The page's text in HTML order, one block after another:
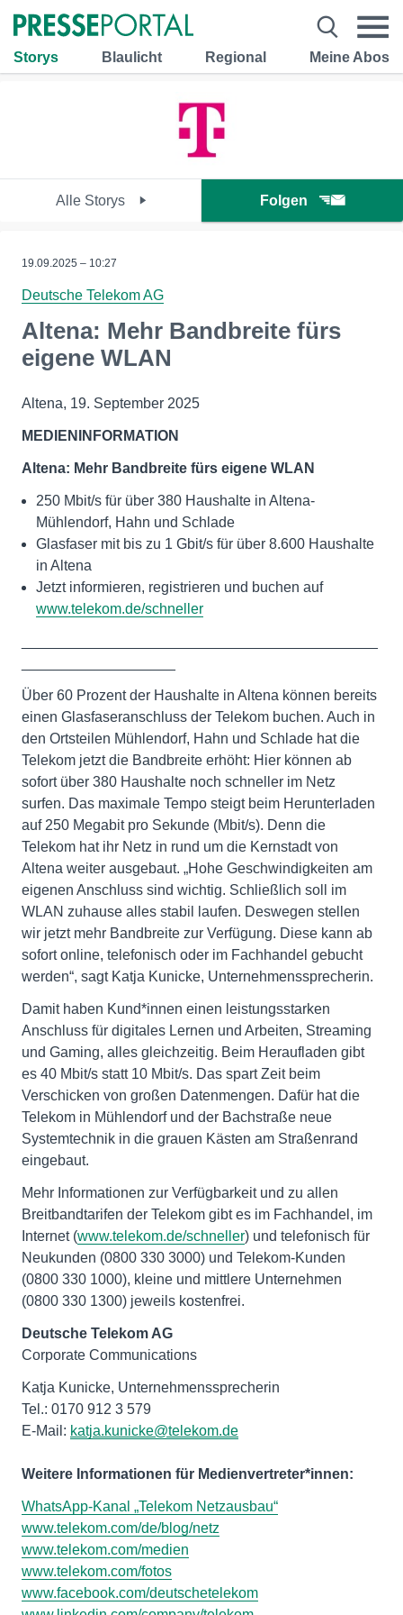
Storys Blaulicht Regional Meine Abos
Alle Storys Folgen
19.09.2025 – 10:27
Deutsche Telekom AG
Altena: Mehr Bandbreite fürs
eigene WLAN
Altena, 19. September 2025
MEDIENINFORMATION
Altena: Mehr Bandbreite fürs eigene WLAN
250 Mbit/s für über 380 Haushalte in Altena-
Mühlendorf, Hahn und Schlade
Glasfaser mit bis zu 1 Gbit/s für über 8.600 Haushalte
in Altena
Jetzt informieren, registrieren und buchen auf
www.telekom.de/schneller
Über 60 Prozent der Haushalte in Altena können bereits
einen Glasfaseranschluss der Telekom buchen. Auch in
den Ortsteilen Mühlendorf, Hahn und Schlade hat die
Telekom jetzt die Bandbreite erhöht: Hier können ab
sofort über 380 Haushalte noch schneller im Netz
surfen. Das maximale Tempo steigt beim Herunterladen
auf 250 Megabit pro Sekunde (Mbit/s). Denn die
Telekom hat ihr Netz in rund um die Kernstadt von
Altena weiter ausgebaut. „Hohe Geschwindigkeiten am
eigenen Anschluss sind wichtig. Schließlich soll im
WLAN zuhause alles stabil laufen. Deswegen stellen
wir jetzt mehr Bandbreite zur Verfügung. Diese kann ab
sofort online, telefonisch oder im Fachhandel gebucht
werden“, sagt Katja Kunicke, Unternehmenssprecherin.
Damit haben Kund*innen einen leistungsstarken
Anschluss für digitales Lernen und Arbeiten, Streaming
und Gaming, alles gleichzeitig. Beim Heraufladen gibt
es 40 Mbit/s statt 10 Mbit/s. Das spart Zeit beim
Verschicken von großen Datenmengen. Dafür hat die
Telekom in Mühlendorf und der Bachstraße neue
Systemtechnik in die grauen Kästen am Straßenrand
eingebaut.
Mehr Informationen zur Verfügbarkeit und zu allen
Breitbandtarifen der Telekom gibt es im Fachhandel, im
Internet (www.telekom.de/schneller) und telefonisch für
Neukunden (0800 330 3000) und Telekom-Kunden
(0800 330 1000), kleine und mittlere Unternehmen
(0800 330 1300) jeweils kostenfrei.
Deutsche Telekom AG
Corporate Communications
Katja Kunicke, Unternehmenssprecherin
Tel.: 0170 912 3 579
E-Mail: katja.kunicke@telekom.de
Weitere Informationen für Medienvertreter*innen:
WhatsApp-Kanal „Telekom Netzausbau“
www.telekom.com/de/blog/netz
www.telekom.com/medien
www.telekom.com/fotos
www.facebook.com/deutschetelekom